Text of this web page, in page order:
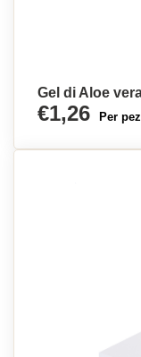
Gel di Aloe
€1,26 Per